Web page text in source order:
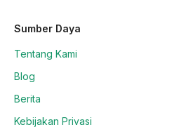
Sumber Daya
Tentang Kami
Blog
Berita
Kebijakan Privasi